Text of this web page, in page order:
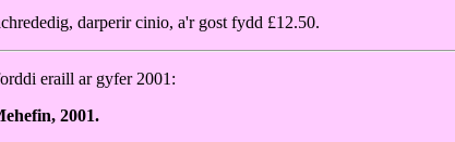
darperir cinio, a'r gost fydd £12.50.
eraill ar gyfer 2001:
2001.